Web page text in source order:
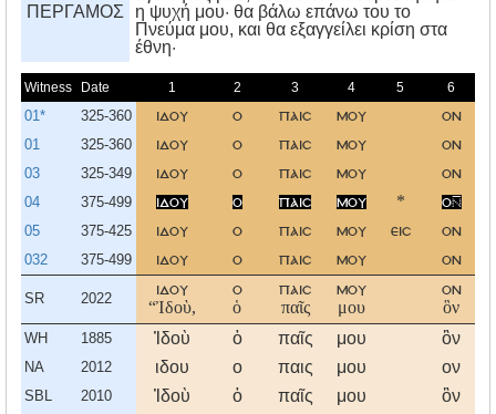
ΠΕΡΓΑΜΟΣ
η ψυχή μου· θα βάλω επάνω του το
Πνεύμα μου, και θα εξαγγείλει κρίση στα
έθνη·
Witness Date 1 2 3 4 5 6
01* 325-360 ιδου ο παισ μου ον
01 325-360 ιδου ο παισ μου ον
03 325-349 ιδου ο παισ μου ον
04 375-499 ιδου ο παισ μου * ο
05 375-425 ιδου ο παισ μου εισ ον
032 375-499 ιδου ο παισ μου ον
SR 2022
ιδου
“Ἰδοὺ,
ο
ὁ
παισ
παῖς
μου
μου
ον
ὃν
WH 1885 Ἰδοὺ ὁ παῖς μου ὃν
NA 2012 ιδου ο παις μου ον
SBL 2010 Ἰδοὺ ὁ παῖς μου ὃν